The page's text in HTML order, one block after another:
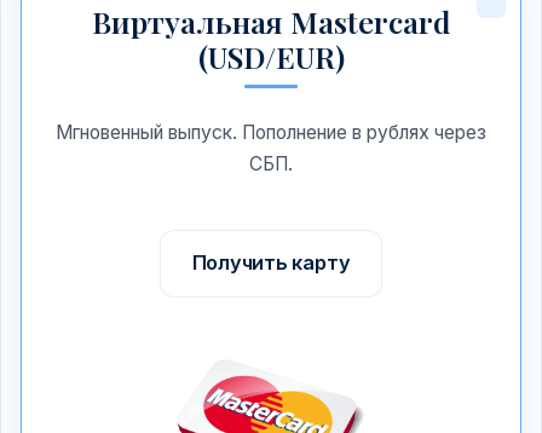
Виртуальная Mastercard
(USD/EUR)
Мгновенный выпуск. Пополнение в рублях через
СБП.
Получить карту